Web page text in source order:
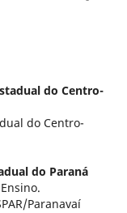
do Centro-
do Centro-
do Paraná
Paranavaí